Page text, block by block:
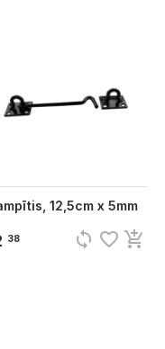
12,5cm x 5mm
38 sync favorite_border add_shopping_cart